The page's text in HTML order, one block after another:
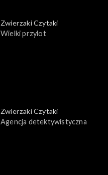
Zwierzaki Czytaki
Wielki przylot
Zwierzaki Czytaki
Agencja detektywistyczna